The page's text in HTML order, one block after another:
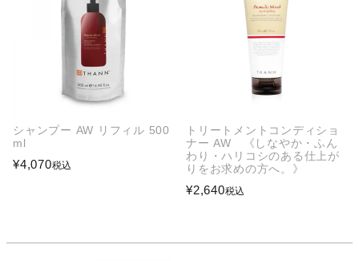
シャンプー AW リフィル 500
ml
¥4,070税込
トリートメントコンディショ
ナー AW 《しなやか・ふん
わり・ハリコシのある仕上が
りをお求めの方へ。》
¥2,640税込